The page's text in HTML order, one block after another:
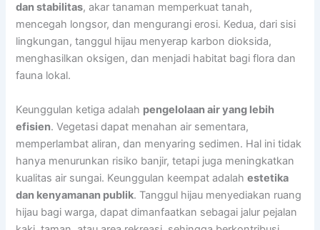
dan stabilitas, akar tanaman memperkuat tanah,
mencegah longsor, dan mengurangi erosi. Kedua, dari sisi
lingkungan, tanggul hijau menyerap karbon dioksida,
menghasilkan oksigen, dan menjadi habitat bagi flora dan
fauna lokal.
Keunggulan ketiga adalah pengelolaan air yang lebih
efisien. Vegetasi dapat menahan air sementara,
memperlambat aliran, dan menyaring sedimen. Hal ini tidak
hanya menurunkan risiko banjir, tetapi juga meningkatkan
kualitas air sungai. Keunggulan keempat adalahestetika
dan kenyamanan publik. Tanggul hijau menyediakan ruang
hijau bagi warga, dapat dimanfaatkan sebagai jalur pejalan